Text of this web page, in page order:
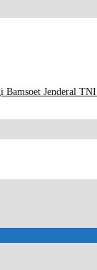
Bamsoet Jenderal